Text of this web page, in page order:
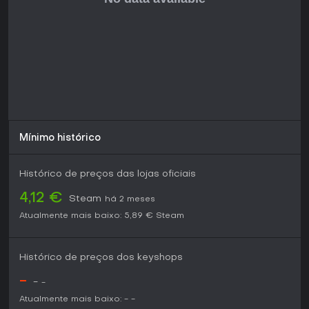
Mínimo histórico
Histórico de preços das lojas oficiais
4,12 € Steam
há 2 meses
Atualmente mais baixo: 5,89 € Steam
Histórico de preços dos keyshops
- - -
Atualmente mais baixo: - -